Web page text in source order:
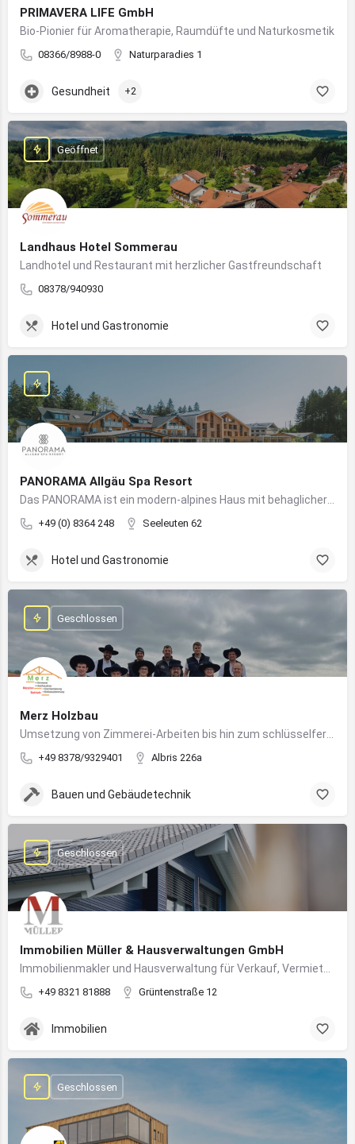
PRIMAVERA LIFE GmbH
Bio-Pionier für Aromatherapie, Raumdüfte und Naturkosmetik
08366/8988-0 Naturparadies 1
Gesundheit +2
Landhaus Hotel Sommerau
Landhotel und Restaurant mit herzlicher Gastfreundschaft
08378/940930
Geöffnet
Hotel und Gastronomie
PANORAMA Allgäu Spa Resort
+49 (0) 8364 248 Seeleuten 62
Hotel und Gastronomie
Merz Holzbau
+49 8378/9329401 Albris 226a
Geschlossen
Bauen und Gebäudetechnik
Immobilien Müller & Hausverwaltungen GmbH
+49 8321 81888 Grüntenstraße 12
Geschlossen
Immobilien
Geschlossen